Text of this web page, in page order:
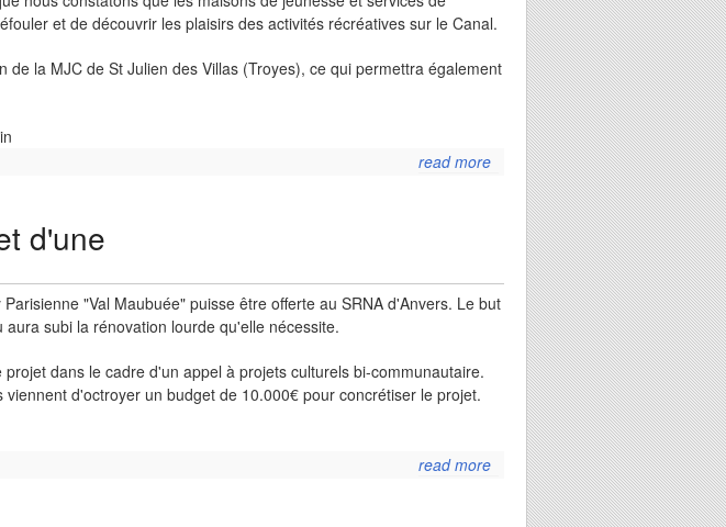
et de découvrir les plaisirs des activités récréatives sur le Canal.
la MJC de St Julien des Villas (Troyes), ce qui permettra également
read more
about
10.000
!
d'une
"Val Maubuée" puisse être offerte au SRNA d'Anvers. Le but
subi la rénovation lourde qu'elle nécessite.
dans le cadre d'un appel à projets culturels bi-communautaire.
d'octroyer un budget de 10.000€ pour concrétiser le projet.
read more
about soutien
bi-
communautaire